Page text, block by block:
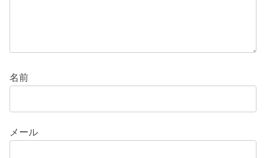
名前
メール